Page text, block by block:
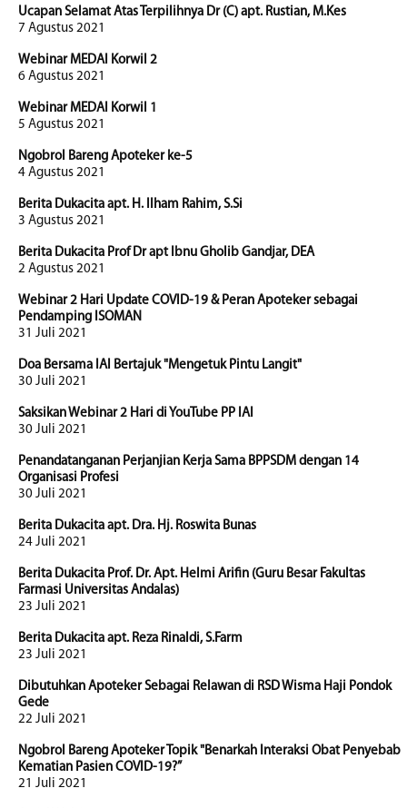
Ucapan Selamat Atas Terpilihnya Dr (C) apt. Rustian, M.Kes
7 Agustus 2021
Webinar MEDAI Korwil 2
6 Agustus 2021
Webinar MEDAI Korwil 1
5 Agustus 2021
Ngobrol Bareng Apoteker ke-5
4 Agustus 2021
Berita Dukacita apt. H. Ilham Rahim, S.Si
3 Agustus 2021
Berita Dukacita Prof Dr apt Ibnu Gholib Gandjar, DEA
2 Agustus 2021
Webinar 2 Hari Update COVID-19 & Peran Apoteker sebagai
Pendamping ISOMAN
31 Juli 2021
Doa Bersama IAI Bertajuk "Mengetuk Pintu Langit"
30 Juli 2021
Saksikan Webinar 2 Hari di YouTube PP IAI
30 Juli 2021
Penandatanganan Perjanjian Kerja Sama BPPSDM dengan 14
Organisasi Profesi
30 Juli 2021
Berita Dukacita apt. Dra. Hj. Roswita Bunas
24 Juli 2021
Berita Dukacita Prof. Dr. Apt. Helmi Arifin (Guru Besar Fakultas
Farmasi Universitas Andalas)
23 Juli 2021
Berita Dukacita apt. Reza Rinaldi, S.Farm
23 Juli 2021
Dibutuhkan Apoteker Sebagai Relawan di RSD Wisma Haji Pondok
Gede
22 Juli 2021
Ngobrol Bareng Apoteker Topik "Benarkah Interaksi Obat Penyebab
Kematian Pasien COVID-19?”
21 Juli 2021